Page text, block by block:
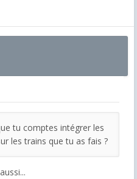
tu comptes intégrer les
les trains que tu as fais ?